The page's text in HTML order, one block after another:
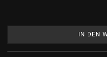
IN DEN